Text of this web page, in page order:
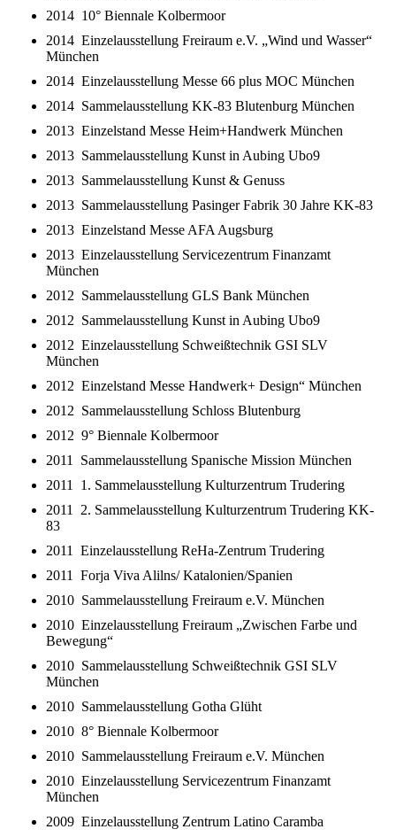
2014 10° Biennale Kolbermoor
2014 Einzelausstellung Freiraum e.V. „Wind und Wasser“
München
2014 Einzelausstellung Messe 66 plus MOC München
2014 Sammelausstellung KK-83 Blutenburg München
2013 Einzelstand Messe Heim+Handwerk München
2013 Sammelausstellung Kunst in Aubing Ubo9
2013 Sammelausstellung Kunst & Genuss
2013 Sammelausstellung Pasinger Fabrik 30 Jahre KK-83
2013 Einzelstand Messe AFA Augsburg
2013 Einzelausstellung Servicezentrum Finanzamt
München
2012 Sammelausstellung GLS Bank München
2012 Sammelausstellung Kunst in Aubing Ubo9
2012 Einzelausstellung Schweißtechnik GSI SLV
München
2012 Einzelstand Messe Handwerk+ Design“ München
2012 Sammelausstellung Schloss Blutenburg
2012 9° Biennale Kolbermoor
2011 Sammelausstellung Spanische Mission München
2011 1. Sammelausstellung Kulturzentrum Trudering
2011 2. Sammelausstellung Kulturzentrum Trudering KK-
83
2011 Einzelausstellung ReHa-Zentrum Trudering
2011 Forja Viva Alilns/ Katalonien/Spanien
2010 Sammelausstellung Freiraum e.V. München
2010 Einzelausstellung Freiraum „Zwischen Farbe und
Bewegung“
2010 Sammelausstellung Schweißtechnik GSI SLV
München
2010 Sammelausstellung Gotha Glüht
2010 8° Biennale Kolbermoor
2010 Sammelausstellung Freiraum e.V. München
2010 Einzelausstellung Servicezentrum Finanzamt
München
2009 Einzelausstellung Zentrum Latino Caramba